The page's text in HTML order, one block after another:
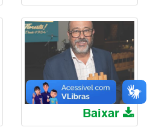
Baixar